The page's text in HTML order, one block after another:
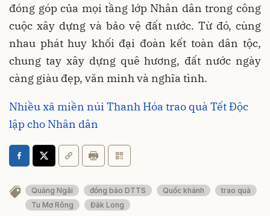
đóng góp của mọi tầng lớp Nhân dân trong công
cuộc xây dựng và bảo vệ đất nước. Từ đó, cùng
nhau phát huy khối đại đoàn kết toàn dân tộc,
chung tay xây dựng quê hương, đất nước ngày
càng giàu đẹp, văn minh và nghĩa tình.
Nhiều xã miền núi Thanh Hóa trao quà Tết Độc
lập cho Nhân dân
Quảng Ngãi đồng bào DTTS Quốc khánh
trao quà
Tu Mơ Rông
Đăk Long